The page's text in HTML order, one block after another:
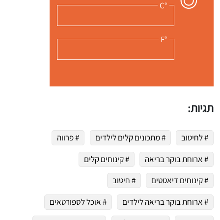
°C
°F
תגיות:
# לחיטוב # מתכונים קלים לילדים
# פרווה
# ארוחת בוקר בריאה
# קינוחים קלים
# קינוחים דיאטטים
# חיטוב
# ארוחת בוקר בריאה לילדים
# אוכל לספורטאים